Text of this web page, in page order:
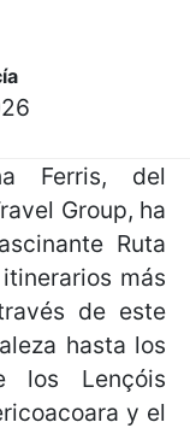
Ferris, del
Group, ha
Ruta
más
de este
hasta los
los Lençóis
y el